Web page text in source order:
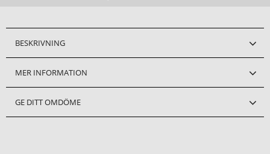
BESKRIVNING
MER INFORMATION
GE DITT OMDÖME